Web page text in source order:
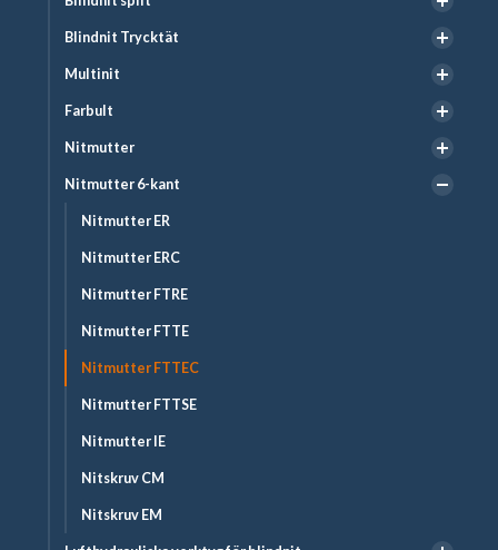
Blindnit Trycktät
Multinit
Farbult
Nitmutter
Nitmutter 6-kant
Nitmutter ER
Nitmutter ERC
Nitmutter FTRE
Nitmutter FTTE
Nitmutter FTTEC
Nitmutter FTTSE
Nitmutter IE
Nitskruv CM
Nitskruv EM